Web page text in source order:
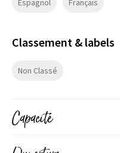
Classement & labels
Non Classé
Capacité